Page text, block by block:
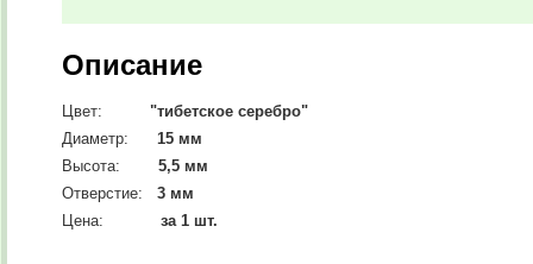
Описание
Цвет:
"тибетское серебро"
Диаметр: 15 мм
Высота:
5,5 мм
Отверстие: 3 мм
Цена:
за 1 шт.